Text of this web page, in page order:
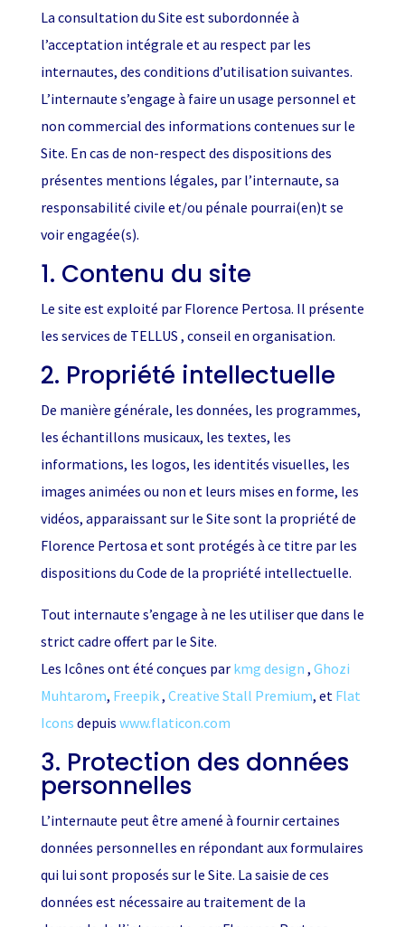
La consultation du Site est subordonnée à
l’acceptation intégrale et au respect par les
internautes, des conditions d’utilisation suivantes.
L’internaute s’engage à faire un usage personnel et
non commercial des informations contenues sur le
Site. En cas de non-respect des dispositions des
présentes mentions légales, par l’internaute, sa
responsabilité civile et/ou pénale pourrai(en)t se
voir engagée(s).
1. Contenu du site
Le site est exploité par Florence Pertosa. Il présente
les services de TELLUS , conseil en organisation.
2. Propriété intellectuelle
De manière générale, les données, les programmes,
les échantillons musicaux, les textes, les
informations, les logos, les identités visuelles, les
images animées ou non et leurs mises en forme, les
vidéos, apparaissant sur le Site sont la propriété de
Florence Pertosa et sont protégés à ce titre par les
dispositions du Code de la propriété intellectuelle.
Tout internaute s’engage à ne les utiliser que dans le
strict cadre offert par le Site.
Les Icônes ont été conçues par kmg design , Ghozi
Muhtarom, Freepik, Creative Stall Premium, et Flat
Icons depuis www.flaticon.com
3. Protection des données
personnelles
L’internaute peut être amené à fournir certaines
données personnelles en répondant aux formulaires
qui lui sont proposés sur le Site. La saisie de ces
données est nécessaire au traitement de la